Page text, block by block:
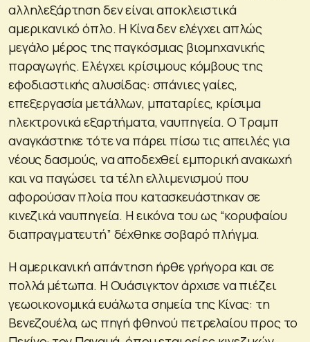
αλληλεξάρτηση δεν είναι αποκλειστικά
αμερικανικό όπλο. Η Κίνα δεν ελέγχει απλώς
μεγάλο μέρος της παγκόσμιας βιομηχανικής
παραγωγής. Ελέγχει κρίσιμους κόμβους της
εφοδιαστικής αλυσίδας: σπάνιες γαίες,
επεξεργασία μετάλλων, μπαταρίες, κρίσιμα
ηλεκτρονικά εξαρτήματα, ναυπηγεία. Ο Τραμπ
αναγκάστηκε τότε να πάρει πίσω τις απειλές για
νέους δασμούς, να αποδεχθεί εμπορική ανακωχή
και να παγώσει τα τέλη ελλιμενισμού που
αφορούσαν πλοία που κατασκευάστηκαν σε
κινεζικά ναυπηγεία. Η εικόνα του ως “κορυφαίου
διαπραγματευτή” δέχθηκε σοβαρό πλήγμα.
Η αμερικανική απάντηση ήρθε γρήγορα και σε
πολλά μέτωπα. Η Ουάσιγκτον άρχισε να πιέζει
γεωοικονομικά ευάλωτα σημεία της Κίνας: τη
Βενεζουέλα, ως πηγή φθηνού πετρελαίου προς το